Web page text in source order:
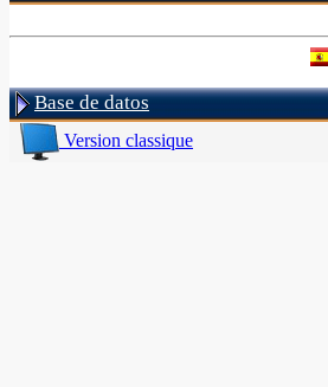
Base de datos
Version classique